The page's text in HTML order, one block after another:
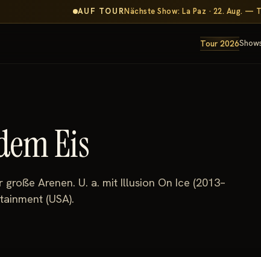
AUF TOURNächste Show: La Paz · 22. Aug. —
Tour 2026
Eis
Arenen. U. a. mit Illusion On Ice (2013–
(USA).